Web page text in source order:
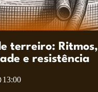
terreiro: Ritmos,
e resistência
13:00